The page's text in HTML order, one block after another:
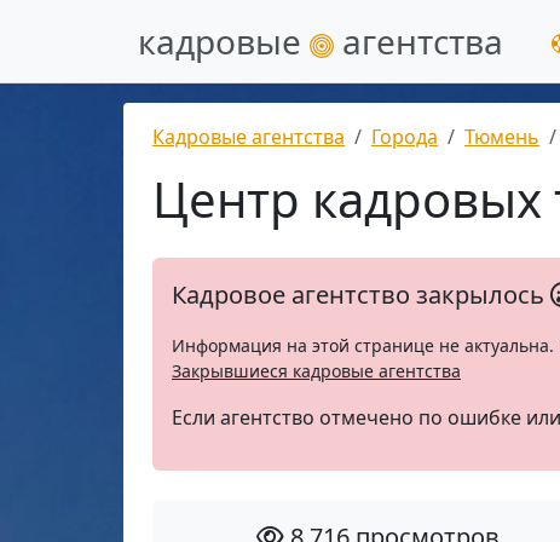
кадровые агентства
Кадровые агентства Города Тюмень
Центр кадровых
Кадровое агентство закрылось
Информация на этой странице не
Закрывшиеся кадровые агентства
Если агентство отмечено по ошибке